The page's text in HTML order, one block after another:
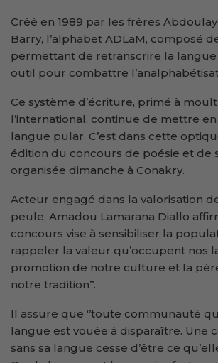
Créé en 1989 par les frères
Barry, l’alphabet ADLaM, composé
permettant de retranscrire la
outil pour combattre
Ce système d’écriture, primé à
l’international, continue de mettre
langue pular. C’est dans cette
édition du concours de poésie et de
organisée dimanche à Conakry.
Acteur engagé dans la valorisation
peule, Amadou Lamarana Diallo
concours vise à sensibiliser la
rappeler la valeur qu’occupent nos
promotion de notre culture et la
notre tradition’’.
Il assure que ‘’toute communauté
langue est vouée à disparaître. Une
sans sa langue cesse d’être ce